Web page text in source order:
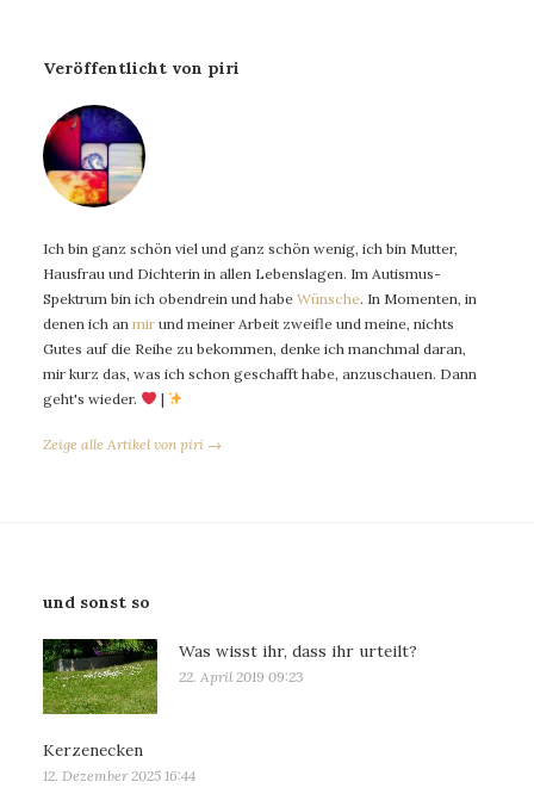
Veröffentlicht von piri
Ich bin ganz schön viel und ganz schön wenig, ich bin Mutter,
Hausfrau und Dichterin in allen Lebenslagen. Im Autismus-
Spektrum bin ich obendrein und habe Wünsche. In Momenten, in
denen ich an mir und meiner Arbeit zweifle und meine, nichts
Gutes auf die Reihe zu bekommen, denke ich manchmal daran,
mir kurz das, was ich schon geschafft habe, anzuschauen. Dann
geht's wieder.
|
Zeige alle Artikel von piri →
und sonst so
Was wisst ihr, dass ihr urteilt?
22. April 2019 09:23
Kerzenecken
12. Dezember 2025 16:44